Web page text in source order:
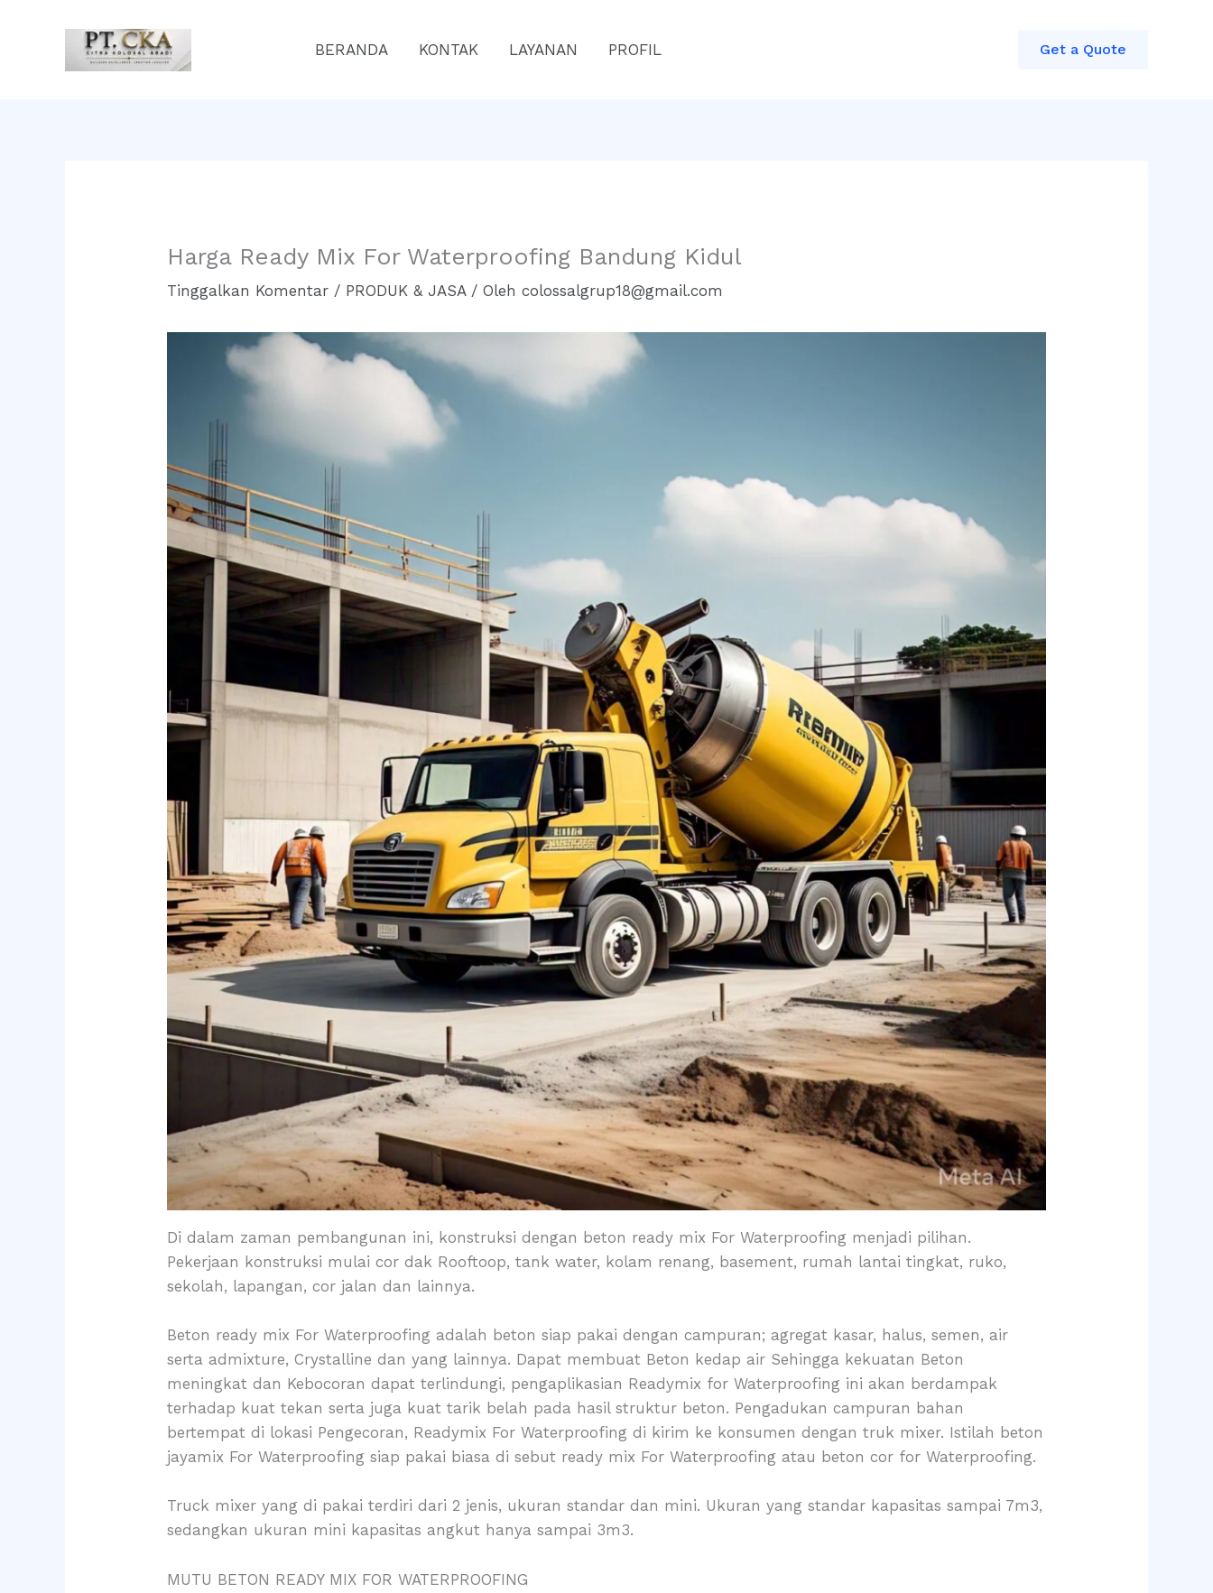
BERANDA KONTAK LAYANAN PROFIL Get a Quote
Harga Ready Mix For Waterproofing Bandung Kidul
Tinggalkan Komentar / PRODUK & JASA/ Olehcolossalgrup18@gmail.com
Di dalam zaman pembangunan ini, konstruksi dengan beton ready mix For Waterproofing menjadi pilihan.
Pekerjaan konstruksi mulai cor dak Rooftoop, tank water, kolam renang, basement, rumah lantai tingkat, ruko,
sekolah, lapangan, cor jalan dan lainnya.
Beton ready mix For Waterproofing adalah beton siap pakai dengan campuran; agregat kasar, halus, semen, air
serta admixture, Crystalline dan yang lainnya. Dapat membuat Beton kedap air Sehingga kekuatan Beton
meningkat dan Kebocoran dapat terlindungi, pengaplikasian Readymix for Waterproofing ini akan berdampak
terhadap kuat tekan serta juga kuat tarik belah pada hasil struktur beton. Pengadukan campuran bahan
bertempat di lokasi Pengecoran, Readymix For Waterproofing di kirim ke konsumen dengan truk mixer. Istilah beton
jayamix For Waterproofing siap pakai biasa di sebut ready mix For Waterproofing atau beton cor for Waterproofing.
Truck mixer yang di pakai terdiri dari 2 jenis, ukuran standar dan mini. Ukuran yang standar kapasitas sampai 7m3,
sedangkan ukuran mini kapasitas angkut hanya sampai 3m3.
MUTU BETON READY MIX FOR WATERPROOFING